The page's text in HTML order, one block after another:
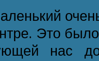
Это
нас